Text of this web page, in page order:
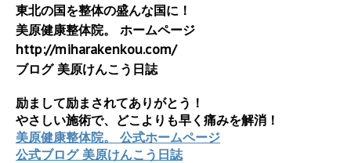
東北の国を整体の盛んな国に！
美原健康整体院。 ホームページ
http://miharakenkou.com/
ブログ 美原けんこう日誌
励まして励まされてありがとう！
やさしい施術で、どこよりも早く痛みを解消！
美原健康整体院。 公式ホームページ
公式ブログ 美原けんこう日誌